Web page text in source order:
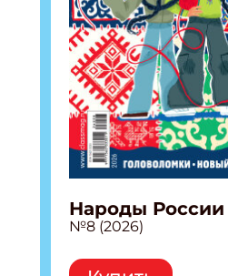
Народы России
№8 (2026)